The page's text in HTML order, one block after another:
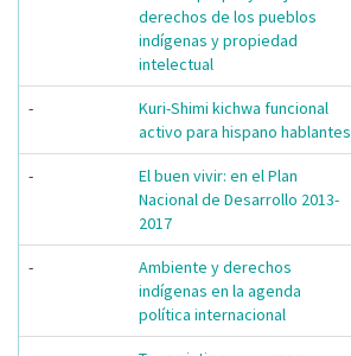
derechos de los pueblos
indígenas y propiedad
intelectual
-
Kuri-Shimi kichwa funcional
activo para hispano hablantes
-
El buen vivir: en el Plan
Nacional de Desarrollo 2013-
2017
-
Ambiente y derechos
indígenas en la agenda
política internacional